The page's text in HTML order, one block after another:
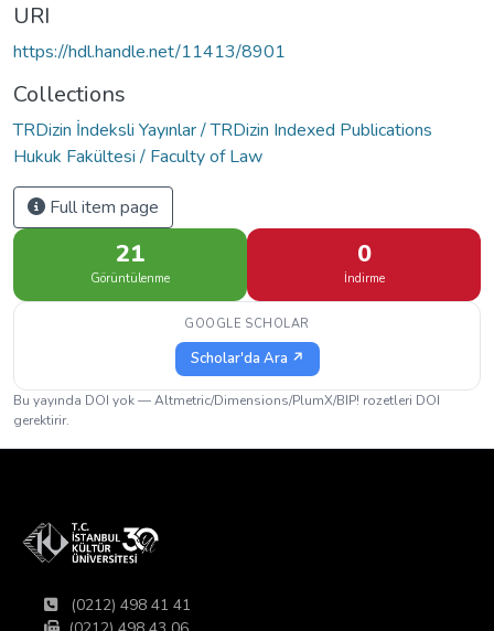
URI
https://hdl.handle.net/11413/8901
Collections
TRDizin İndeksli Yayınlar / TRDizin Indexed Publications
Hukuk Fakültesi / Faculty of Law
Full item page
21
Görüntülenme
0
İndirme
GOOGLE SCHOLAR
Scholar'da Ara ↗
Bu yayında DOI yok — Altmetric/Dimensions/PlumX/BIP! rozetleri DOI
gerektirir.
(0212) 498 41 41